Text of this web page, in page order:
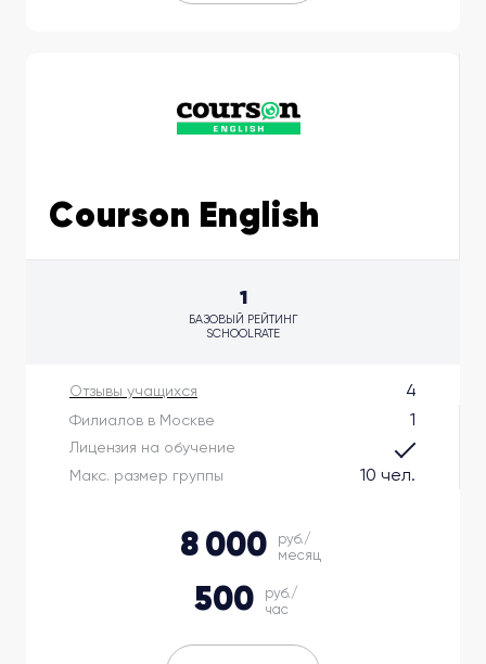
Courson English
Отзывы учащихся 4
Филиалов в Москве 1
Макс. размер группы 10 чел.
Лицензия на обучение
1
БАЗОВЫЙ РЕЙТИНГ
SCHOOLRATE
8 000
руб./
месяц
500
руб./
час